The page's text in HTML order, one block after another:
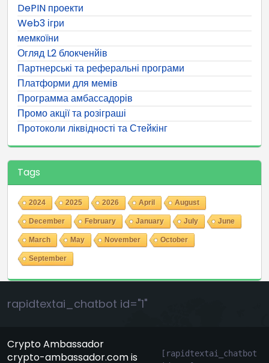
DePIN проекти
Web3 ігри
мемкоїни
Огляд L2 блокченйів
Партнерські та реферальні програми
Платформи для мемів
Программа амбассадорів
Промо акції та розіграші
Протоколи ліквідності та Стейкінг
Tags
2024 2025 2026 April August
December February January July June
March May November October
September
rapidtextai_chatbot id="1"
Crypto Ambassador
crypto-ambassador.com is
[rapidtextai_chatbot